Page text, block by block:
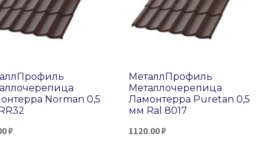
Norman 0,5
₽
МеталлПрофиль
Металлочерепица
Ламонтерра Puretan 0,5
мм Ral 8017
1120.00₽